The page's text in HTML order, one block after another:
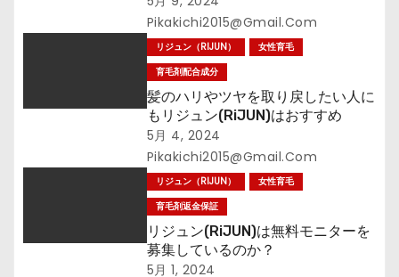
Pikakichi2015@gmail.com
リジュン（RIJUN）
女性育毛
育毛剤配合成分
髪のハリやツヤを取り戻したい人に
もリジュン(RiJUN)はおすすめ
5月 4, 2024
Pikakichi2015@gmail.com
リジュン（RIJUN）
女性育毛
育毛剤返金保証
リジュン(RiJUN)は無料モニターを
募集しているのか？
5月 1, 2024